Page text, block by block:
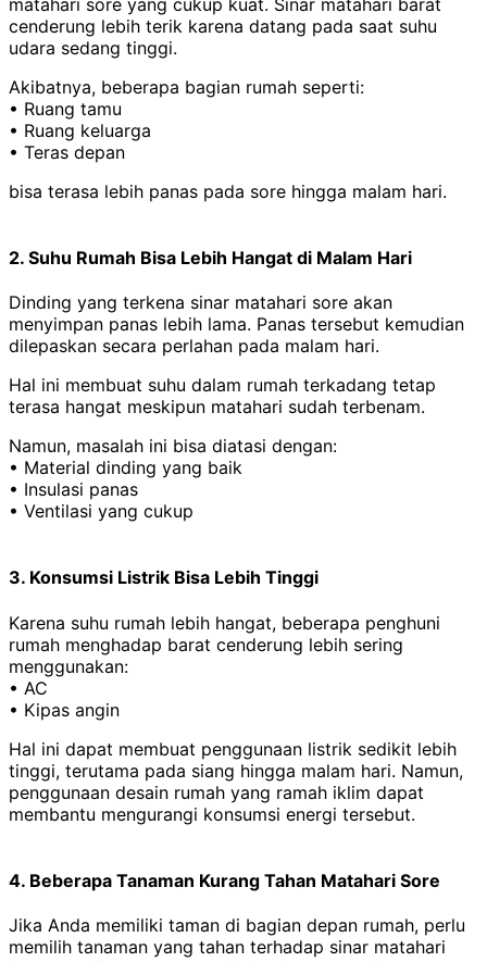
cenderung lebih terik karena datang pada saat suhu
udara sedang tinggi.
Akibatnya, beberapa bagian rumah seperti:
• Ruang tamu
• Ruang keluarga
• Teras depan
bisa terasa lebih panas pada sore hingga malam hari.
2. Suhu Rumah Bisa Lebih Hangat di Malam Hari
Dinding yang terkena sinar matahari sore akan
menyimpan panas lebih lama. Panas tersebut kemudian
dilepaskan secara perlahan pada malam hari.
Hal ini membuat suhu dalam rumah terkadang tetap
terasa hangat meskipun matahari sudah terbenam.
Namun, masalah ini bisa diatasi dengan:
• Material dinding yang baik
• Insulasi panas
• Ventilasi yang cukup
3. Konsumsi Listrik Bisa Lebih Tinggi
Karena suhu rumah lebih hangat, beberapa penghuni
rumah menghadap barat cenderung lebih sering
menggunakan:
• AC
• Kipas angin
Hal ini dapat membuat penggunaan listrik sedikit lebih
tinggi, terutama pada siang hingga malam hari. Namun,
penggunaan desain rumah yang ramah iklim dapat
membantu mengurangi konsumsi energi tersebut.
4. Beberapa Tanaman Kurang Tahan Matahari Sore
Jika Anda memiliki taman di bagian depan rumah, perlu
memilih tanaman yang tahan terhadap sinar matahari